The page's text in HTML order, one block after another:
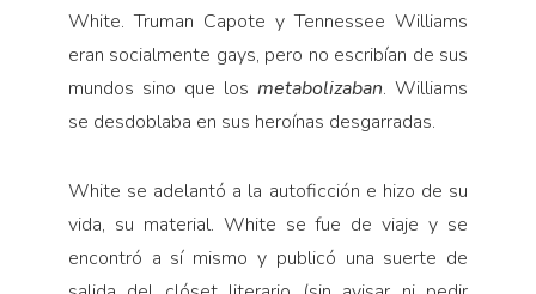
White. Truman Ca­pote y Tennessee Williams
eran socialmente gays, pero no escribían de sus
mundos sino que losme­tabolizaban. Williams
se desdoblaba en sus heroínas desgarradas.
White se adelantó a la autoficción e hizo de su
vida, su material. White se fue de viaje y se
encontró a sí mismo y publicó una suerte de